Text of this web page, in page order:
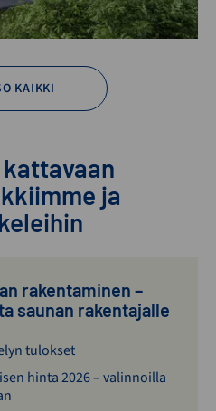
KAIKKI
ja
rakentaminen –
saunan rakentajalle
tulokset
hinta 2026 – valinnoilla